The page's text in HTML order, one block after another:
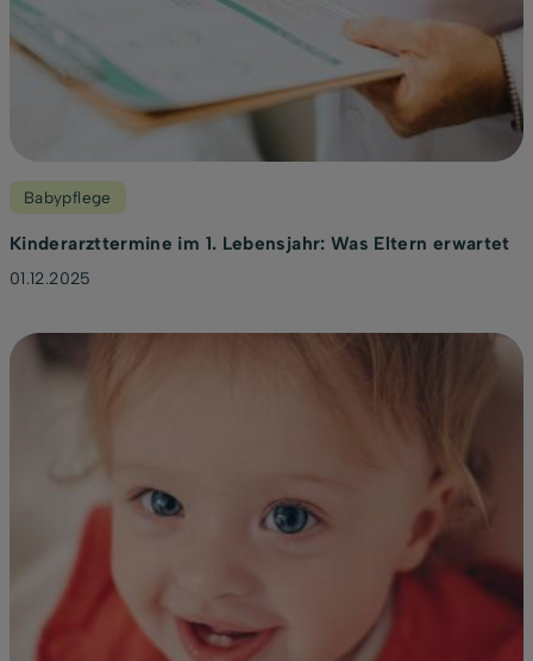
Babypflege
Kinderarzttermine im 1. Lebensjahr: Was Eltern erwartet
01.12.2025